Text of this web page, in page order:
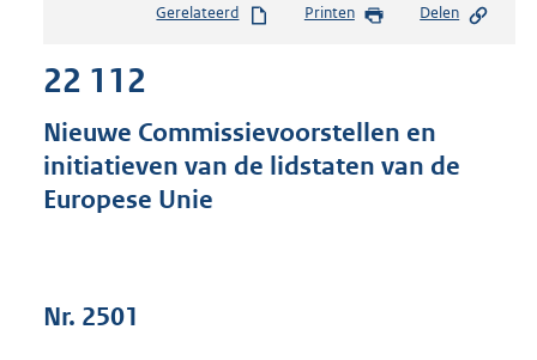
s
s
g
Gerelateerd Printen Delen
22 112
Nieuwe Commissievoorstellen en
initiatieven van de lidstaten van de
Europese Unie
Nr. 2501